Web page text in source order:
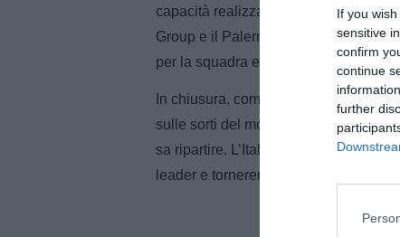
If you
sensitive
confirm
continue
further
capacità realizzativa e si vede che è
Group e il Palermo per il supporto.
per la squadra ed è diventato anche
In chiusura, come riportato da
sulle sorti del movimento calcistico
sa ripartire. L’Italia saprà risorgere
leader e torneremo ai livelli che ci